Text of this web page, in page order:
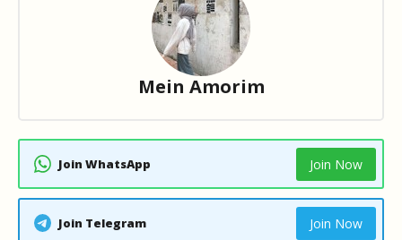
Mein Amorim
Join WhatsApp Join Now
Join Telegram Join Now